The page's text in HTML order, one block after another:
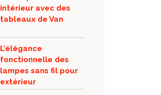
intérieur avec des
tableaux de Van
L’élégance
fonctionnelle des
lampes sans fil pour
extérieur